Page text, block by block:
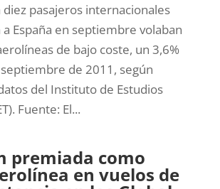
diez pasajeros internacionales
España en septiembre volaban
de bajo coste, un 3,6%
de 2011, según
del Instituto de Estudios
Fuente: El...
premiada como
en vuelos de